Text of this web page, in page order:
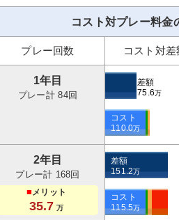
コスト対プレー料金
プレー回数 コスト対
1年目
プレー計 84回
差額
75.6万
コスト
110.0万
2年目
プレー計 168回
■メリット
35.7 万
差額
151.2万
コスト
115.5万